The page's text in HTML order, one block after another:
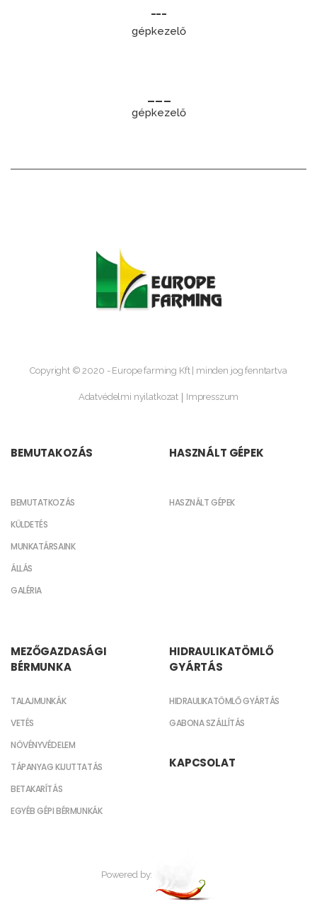
---
gépkezelő
gépkezelő
Copyright © 2020 - Europe farming Kft | minden jog fenntartva
Adatvédelmi nyilatkozat Impresszum
BEMUTAKOZÁS
BEMUTATKOZÁS
KÜLDETÉS
MUNKATÁRSAINK
ÁLLÁS
GALÉRIA
HASZNÁLT GÉPEK
HASZNÁLT GÉPEK
MEZŐGAZDASÁGI
BÉRMUNKA
TALAJMUNKÁK
VETÉS
NÖVÉNYVÉDELEM
TÁPANYAG KIJUTTATÁS
BETAKARÍTÁS
EGYÉB GÉPI BÉRMUNKÁK
HIDRAULIKATÖMLŐ
GYÁRTÁS
HIDRAULIKATÖMLŐ GYÁRTÁS
GABONA SZÁLLÍTÁS
KAPCSOLAT
Powered by: